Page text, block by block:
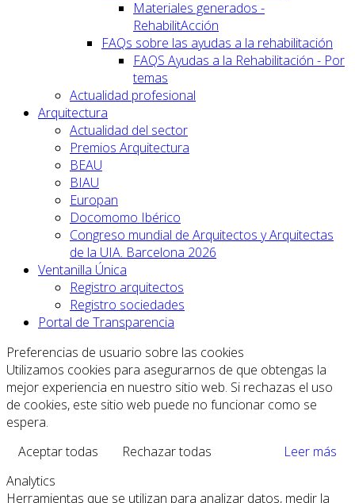
Materiales generados -
RehabilitAcción
FAQs sobre las ayudas a la rehabilitación
FAQS Ayudas a la Rehabilitación - Por
temas
Actualidad profesional
Arquitectura
Actualidad del sector
Premios Arquitectura
BEAU
BIAU
Europan
Docomomo Ibérico
Congreso mundial de Arquitectos y Arquitectas
de la UIA. Barcelona 2026
Ventanilla Única
Registro arquitectos
Registro sociedades
Portal de Transparencia
Preferencias de usuario sobre las cookies
Utilizamos cookies para asegurarnos de que obtengas la
mejor experiencia en nuestro sitio web. Si rechazas el uso
de cookies, este sitio web puede no funcionar como se
espera.
Aceptar todas
Rechazar todas
Leer más
Analytics
Herramientas que se utilizan para analizar datos, medir la